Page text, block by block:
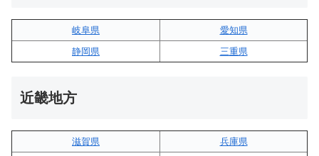
岐阜県
愛知県
静岡県
三重県
近畿地方
滋賀県
兵庫県